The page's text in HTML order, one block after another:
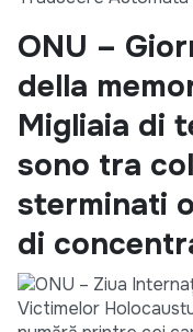
ONU –
della
Migliaia di
sono tra
sterminati
di